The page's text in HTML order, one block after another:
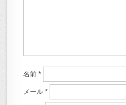
名前*
メール*